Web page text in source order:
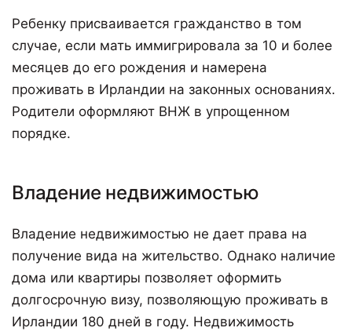
Ребенку присваивается гражданство в том
случае, если мать иммигрировала за 10 и более
месяцев до его рождения и намерена
проживать в Ирландии на законных основаниях.
Родители оформляют ВНЖ в упрощенном
порядке.
Владение недвижимостью
Владение недвижимостью не дает права на
получение вида на жительство. Однако наличие
дома или квартиры позволяет оформить
долгосрочную визу, позволяющую проживать в
Ирландии 180 дней в году. Недвижимость